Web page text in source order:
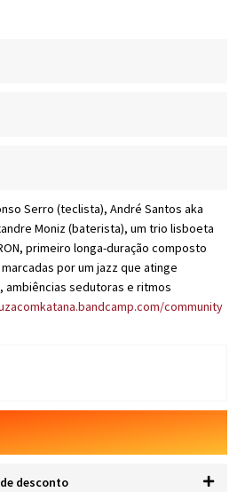
Serro (teclista), André Santos aka
Moniz (baterista), um trio lisboeta
primeiro longa-duração composto
por um jazz que atinge
sedutoras e ritmos
community
desconto